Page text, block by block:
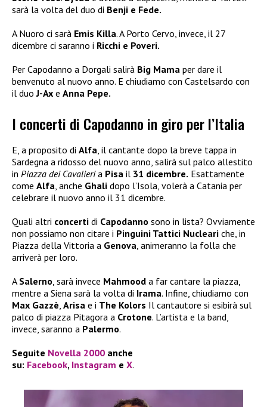
sarà la volta del duo di Benji e Fede.
A Nuoro ci sarà Emis Killa. A Porto Cervo, invece, il 27
dicembre ci saranno i Ricchi e Poveri.
Per Capodanno a Dorgali salirà Big Mama per dare il
benvenuto al nuovo anno. E chiudiamo con Castelsardo con
il duo J-Ax e Anna Pepe.
I concerti di Capodanno in giro per l’Italia
E, a proposito di Alfa , il cantante dopo la breve tappa in
Sardegna a ridosso del nuovo anno, salirà sul palco allestito
in Piazza dei Cavalieria Pisa il 31 dicembre. Esattamente
come Alfa , anche Ghali dopo l’Isola, volerà a Catania per
celebrare il nuovo anno il 31 dicembre.
Quali altri concerti di Capodanno sono in lista? Ovviamente
non possiamo non citare i Pinguini Tattici Nucleari che, in
Piazza della Vittoria a Genova , animeranno la folla che
arriverà per loro.
A Salerno , sarà invece Mahmood a far cantare la piazza,
mentre a Siena sarà la volta di Irama. Infine, chiudiamo con
Max Gazzè Arisa e i The Kolors Il cantautore si esibirà sul
palco di piazza Pitagora a Crotone. L’artista e la band,
invece, saranno a Palermo.
Seguite Novella 2000 anche
su: Facebook, Instagram e X.